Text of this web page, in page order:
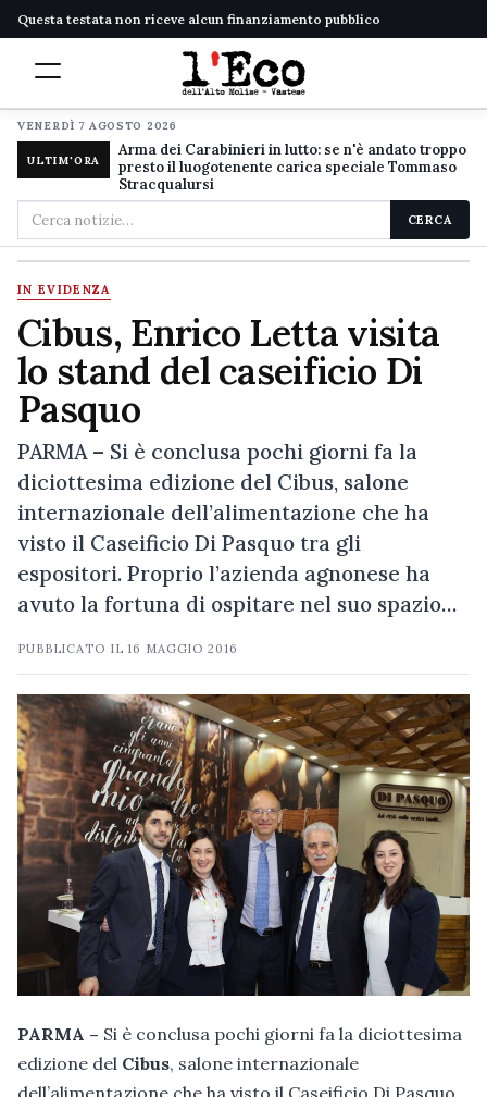
Questa testata non riceve alcun finanziamento pubblico
VENERDÌ 7 AGOSTO 2026
ULTIM'ORA
Arma dei Carabinieri in lutto: se n'è andato troppo
presto il luogotenente carica speciale Tommaso
Stracqualursi
Cerca
nel
sito
CERCA
IN EVIDENZA
Cibus, Enrico Letta visita
lo stand del caseificio Di
Pasquo
PARMA – Si è conclusa pochi giorni fa la
diciottesima edizione del Cibus, salone
internazionale dell’alimentazione che ha
visto il Caseificio Di Pasquo tra gli
espositori. Proprio l’azienda agnonese ha
avuto la fortuna di ospitare nel suo spazio…
PUBBLICATO IL16 MAGGIO 2016
PARMA – Si è conclusa pochi giorni fa la diciottesima
edizione del Cibus, salone internazionale